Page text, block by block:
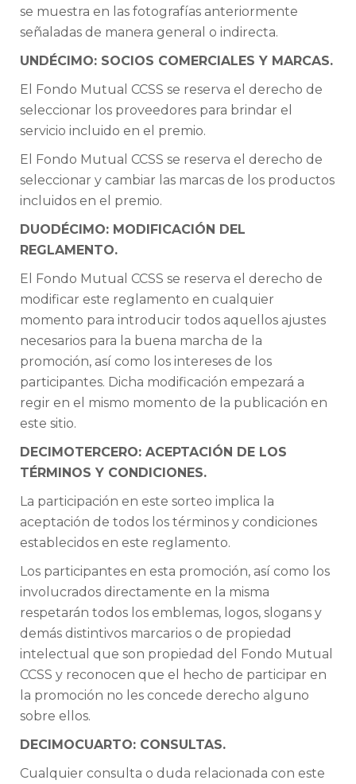
se muestra en las fotografías anteriormente
señaladas de manera general o indirecta.
UNDÉCIMO: SOCIOS COMERCIALES Y MARCAS.
El Fondo Mutual CCSS se reserva el derecho de
seleccionar los proveedores para brindar el
servicio incluido en el premio.
El Fondo Mutual CCSS se reserva el derecho de
seleccionar y cambiar las marcas de los productos
incluidos en el premio.
DUODÉCIMO: MODIFICACIÓN DEL
REGLAMENTO.
El Fondo Mutual CCSS se reserva el derecho de
modificar este reglamento en cualquier
momento para introducir todos aquellos ajustes
necesarios para la buena marcha de la
promoción, así como los intereses de los
participantes. Dicha modificación empezará a
regir en el mismo momento de la publicación en
este sitio.
DECIMOTERCERO: ACEPTACIÓN DE LOS
TÉRMINOS Y CONDICIONES.
La participación en este sorteo implica la
aceptación de todos los términos y condiciones
establecidos en este reglamento.
Los participantes en esta promoción, así como los
involucrados directamente en la misma
respetarán todos los emblemas, logos, slogans y
demás distintivos marcarios o de propiedad
intelectual que son propiedad del Fondo Mutual
CCSS y reconocen que el hecho de participar en
la promoción no les concede derecho alguno
sobre ellos.
DECIMOCUARTO: CONSULTAS.
Cualquier consulta o duda relacionada con este